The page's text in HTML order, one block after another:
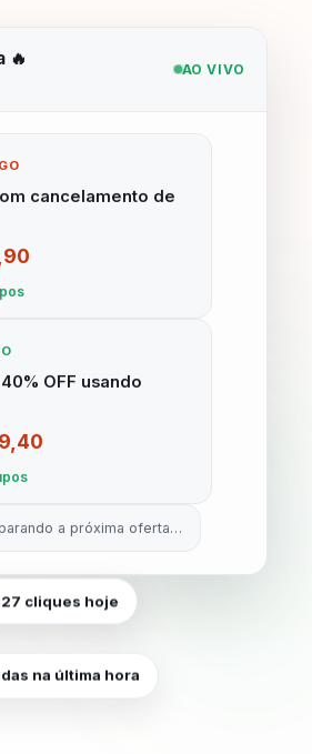
🔥
AO VIVO
cancelamento de
OFF usando
a próxima oferta…
cliques hoje
na última hora